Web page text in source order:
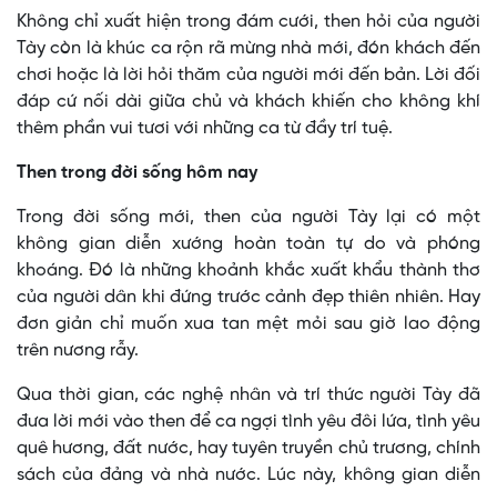
Không chỉ xuất hiện trong đám cưới, then hỏi của người
Tày còn là khúc ca rộn rã mừng nhà mới, đón khách đến
chơi hoặc là lời hỏi thăm của người mới đến bản. Lời đối
đáp cứ nối dài giữa chủ và khách khiến cho không khí
thêm phần vui tươi với những ca từ đầy trí tuệ.
Then trong đời sống hôm nay
Trong đời sống mới, then của người Tày lại có một
không gian diễn xướng hoàn toàn tự do và phóng
khoáng. Đó là những khoảnh khắc xuất khẩu thành thơ
của người dân khi đứng trước cảnh đẹp thiên nhiên. Hay
đơn giản chỉ muốn xua tan mệt mỏi sau giờ lao động
trên nương rẫy.
Qua thời gian, các nghệ nhân và trí thức người Tày đã
đưa lời mới vào then để ca ngợi tình yêu đôi lứa, tình yêu
quê hương, đất nước, hay tuyên truyền chủ trương, chính
sách của đảng và nhà nước. Lúc này, không gian diễn